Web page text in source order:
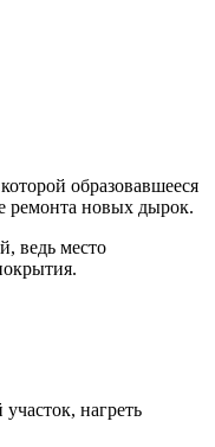
образовавшееся
ремонта новых дырок.
ведь место
нагреть